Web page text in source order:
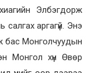
Элбэгдорж
салгах аргагүй. Энэ
бас Монголчуудын
Монгол хүн Өвөр